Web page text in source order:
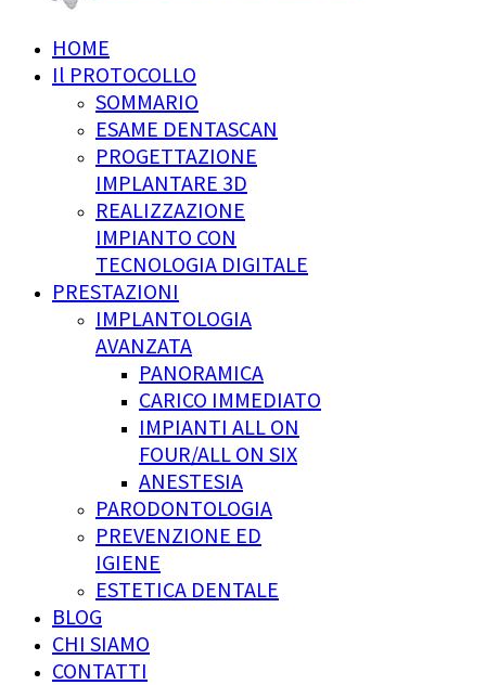
HOME
Il PROTOCOLLO
SOMMARIO
ESAME DENTASCAN
PROGETTAZIONE
IMPLANTARE 3D
REALIZZAZIONE
IMPIANTO CON
TECNOLOGIA DIGITALE
PRESTAZIONI
IMPLANTOLOGIA
AVANZATA
PANORAMICA
CARICO IMMEDIATO
IMPIANTI ALL ON
FOUR/ALL ON SIX
ANESTESIA
PARODONTOLOGIA
PREVENZIONE ED
IGIENE
ESTETICA DENTALE
BLOG
CHI SIAMO
CONTATTI